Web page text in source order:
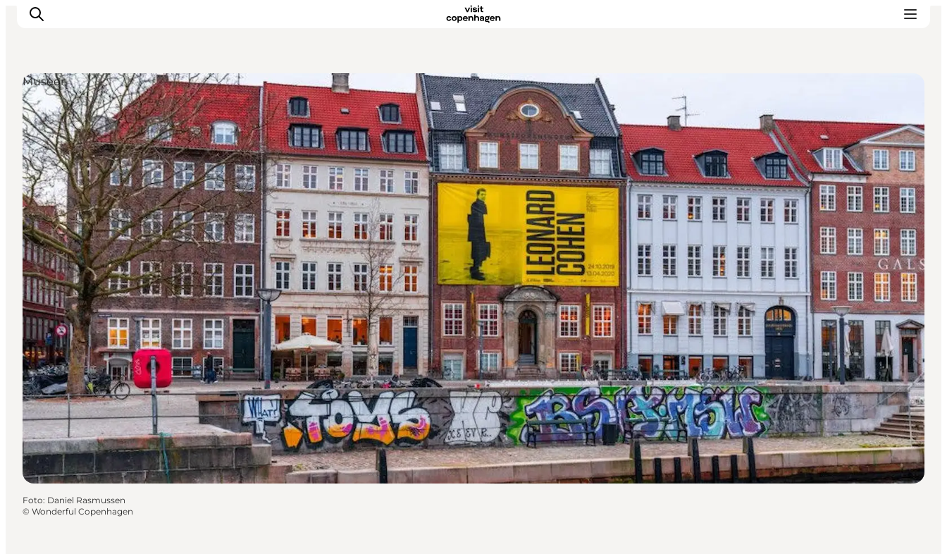
This is Copenhagen
Aktiviteter
Spis & drik
Områder
Planlæg din tur
CopenPay
Copenhagen Card
Museer
Foto: Daniel Rasmussen
© Wonderful Copenhagen